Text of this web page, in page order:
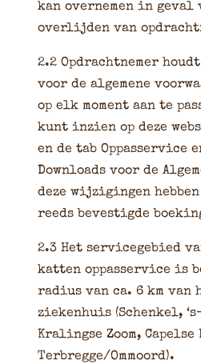
kan overnemen in geval
overlijden van
2.2 Opdrachtnemer
voor de algemene
op elk moment aan te
kunt inzien op deze
en de tab Oppasservice
Downloads voor de
deze wijzigingen
reeds bevestigde
2.3 Het servicegebied
katten oppasservice is
radius van ca. 6 km van
ziekenhuis (Schenkel,
Kralingse Zoom, Capelse
Terbregge/Ommoord).